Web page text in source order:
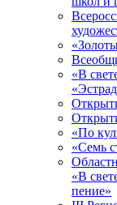
«В
«По
«Семь
«В
пение»